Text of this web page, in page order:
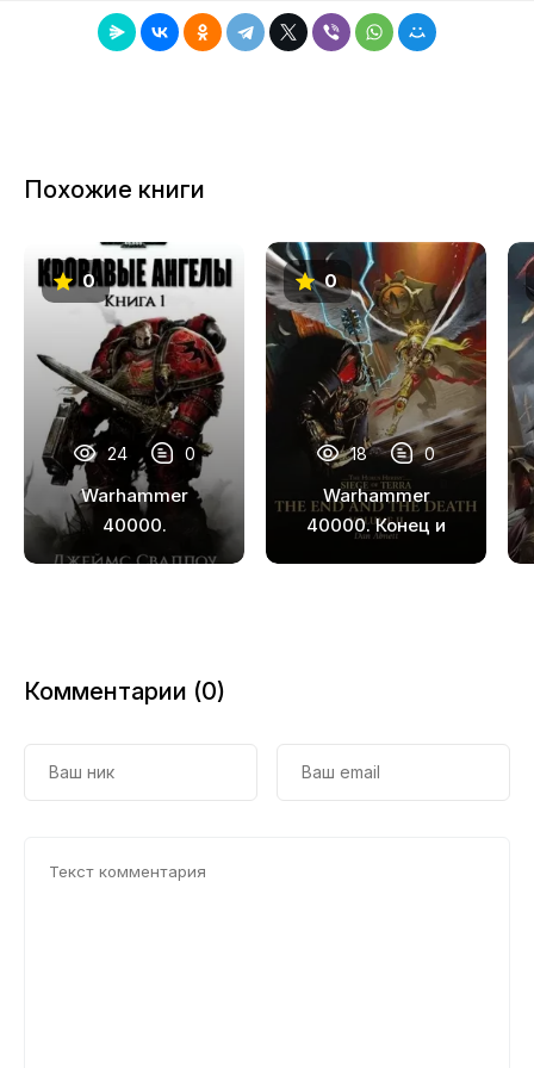
Похожие книги
0
24 0
Warhammer
40000.
Обагренное
0
18 0
Warhammer
40000. Конец и
Комментарии (0)